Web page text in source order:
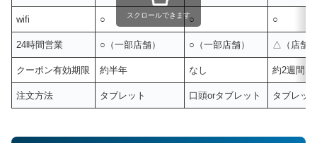
wifi ○ ○ ○
24時間営業 ○（一部店舗） ○（一部店舗） △（店舗
クーポン有効期限 約半年 なし 約2週間
注文方法 タブレット 口頭orタブレット タブレッ
スクロールできます